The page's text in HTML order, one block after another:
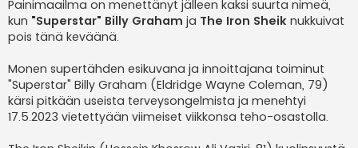
s
t
i
Painimaailma on menettänyt jälleen kaksi suurta nimeä,
kun "Superstar" Billy Graham ja The Iron Sheik nukkuivat
pois tänä keväänä.
Monen supertähden esikuvana ja innoittajana toiminut
"Superstar" Billy Graham (Eldridge Wayne Coleman, 79)
kärsi pitkään useista terveysongelmista ja menehtyi
17.5.2023 vietettyään viimeiset viikkonsa teho-osastolla.